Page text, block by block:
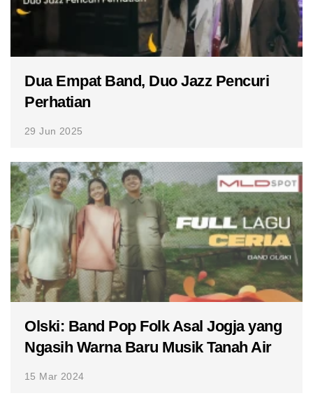
Dua Empat Band, Duo Jazz Pencuri
Perhatian
29 Jun 2025
Olski: Band Pop Folk Asal Jogja yang
Ngasih Warna Baru Musik Tanah Air
15 Mar 2024